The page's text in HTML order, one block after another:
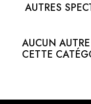
AUTRES
AUCUN
CETTE